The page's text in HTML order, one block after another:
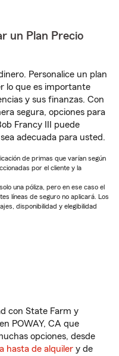
un Plan Precio
Personalice un plan
lo que es importante
y sus finanzas. Con
segura, opciones para
Francy III puede
adecuada para usted.
de primas que varían según
por el cliente y la
una póliza, pero en ese caso el
líneas de seguro no aplicará. Los
disponibilidad y elegibilidad
con State Farm y
en POWAY, CA que
opciones, desde
hasta de alquiler y de